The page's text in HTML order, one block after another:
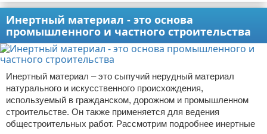
Инертный материал - это основа
промышленного и частного строительства
Инертный материал – это сыпучий нерудный материал
натурального и искусственного происхождения,
используемый в гражданском, дорожном и промышленном
строительстве. Он также применяется для ведения
общестроительных работ. Рассмотрим подробнее инертные